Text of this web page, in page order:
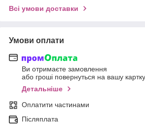
Всі умови доставки
Умови оплати
Ви отримаєте замовлення
або гроші повернуться на вашу картку
Детальніше
Оплатити частинами
Післяплата